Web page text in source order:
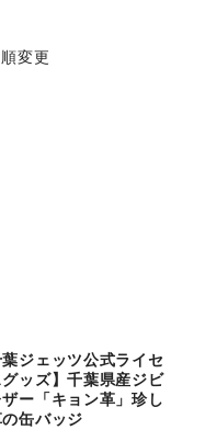
変更
葉ジェッツ公式ライセ
ッズ】千葉県産ジビ
ー「キョン革」珍し
缶バッジ